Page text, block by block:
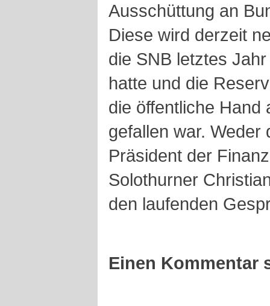
Ausschüttung an
Diese wird derzeit
die SNB letztes
hatte und die
die öffentliche Hand
gefallen war. Weder
Präsident der
Solothurner
den laufenden
Einen Kommentar